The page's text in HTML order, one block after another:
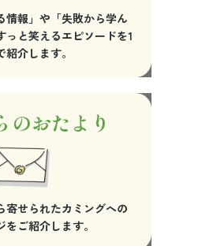
情報」や「失敗から学ん
っと笑えるエピソードを1
介します。
のおたより
寄せられたカミングへの
ご紹介します。